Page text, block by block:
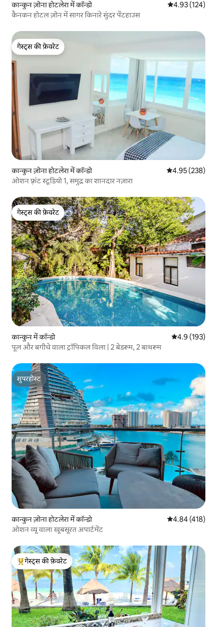
कान्कुन ज़ोना होटलेरा में कॉन्डो औसत रेटिंग 5 में से
4.93 (124)
कैनकन होटल ज़ोन में सागर किनारे सुंदर पेंटहाउस
गेस्ट्स की फ़ेवरेट
गेस्ट्स की फ़ेवरेट
कान्कुन ज़ोना होटलेरा में कॉन्डो औसत रेटिंग 5 में से
4.95 (238)
ओशन फ़्रंट स्टूडियो 1, समुद्र का शानदार नज़ारा
गेस्ट्स की फ़ेवरेट
गेस्ट्स की फ़ेवरेट
कान्कुन में कॉन्डो औसत रेटिंग 5 में
4.9 (193)
पूल और बगीचे वाला ट्रॉपिकल विला | 2 बेडरूम, 2 बाथरूम
सुपरहोस्ट
सुपरहोस्ट
कान्कुन ज़ोना होटलेरा में कॉन्डो औसत रेटिंग 5 में से
4.84 (418)
ओशन व्यू वाला खूबसूरत अपार्टमेंट
गेस्ट्स का टॉप फ़ेवरेट
गेस्ट्स की फ़ेवरेट